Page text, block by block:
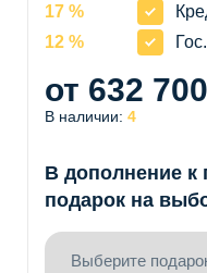
17 %
12 %
от 632
В наличии: 4
В дополнение к
подарок на
Выберите